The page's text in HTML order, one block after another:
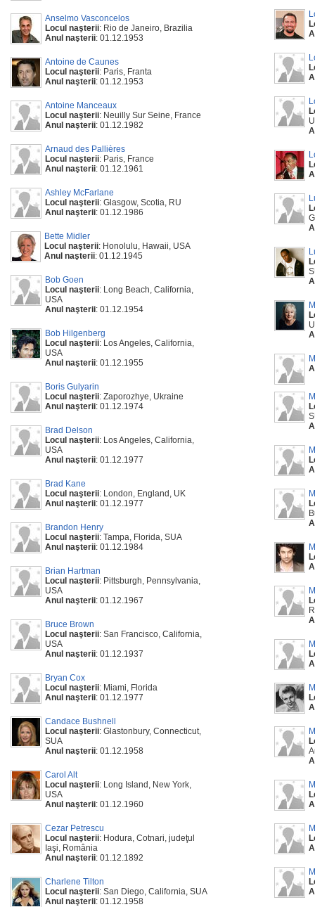
Anselmo Vasconcelos
Locul naşterii: Rio de Janeiro, Brazilia
Anul naşterii: 01.12.1953
Antoine de Caunes
Locul naşterii: Paris, Franta
Anul naşterii: 01.12.1953
Antoine Manceaux
Locul naşterii: Neuilly Sur Seine, France
Anul naşterii: 01.12.1982
Arnaud des Pallières
Locul naşterii: Paris, France
Anul naşterii: 01.12.1961
Ashley McFarlane
Locul naşterii: Glasgow, Scotia, RU
Anul naşterii: 01.12.1986
Bette Midler
Locul naşterii: Honolulu, Hawaii, USA
Anul naşterii: 01.12.1945
Bob Goen
Locul naşterii: Long Beach, California,
USA
Anul naşterii: 01.12.1954
Bob Hilgenberg
Locul naşterii: Los Angeles, California,
USA
Anul naşterii: 01.12.1955
Boris Gulyarin
Locul naşterii: Zaporozhye, Ukraine
Anul naşterii: 01.12.1974
Brad Delson
Locul naşterii: Los Angeles, California,
USA
Anul naşterii: 01.12.1977
Brad Kane
Locul naşterii: London, England, UK
Anul naşterii: 01.12.1977
Brandon Henry
Locul naşterii: Tampa, Florida, SUA
Anul naşterii: 01.12.1984
Brian Hartman
Locul naşterii: Pittsburgh, Pennsylvania,
USA
Anul naşterii: 01.12.1967
Bruce Brown
Locul naşterii: San Francisco, California,
USA
Anul naşterii: 01.12.1937
Bryan Cox
Locul naşterii: Miami, Florida
Anul naşterii: 01.12.1977
Candace Bushnell
Locul naşterii: Glastonbury, Connecticut,
SUA
Anul naşterii: 01.12.1958
Carol Alt
Locul naşterii: Long Island, New York,
USA
Anul naşterii: 01.12.1960
Cezar Petrescu
Locul naşterii: Hodura, Cotnari, judeţul
Iaşi, România
Anul naşterii: 01.12.1892
Charlene Tilton
Locul naşterii: San Diego, California, SUA
Anul naşterii: 01.12.1958